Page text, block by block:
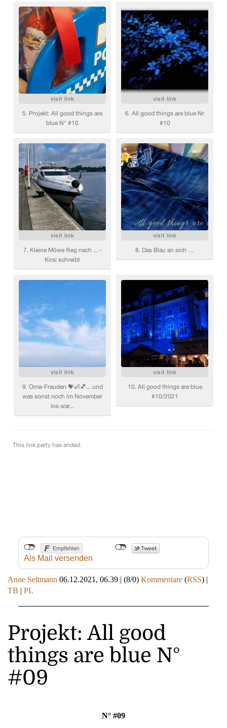
Als Mail versenden
Anne Seltmann 06.12.2021, 06.39 | (8/0) Kommentare (RSS) |
TB | PL
Projekt: All good
things are blue N°
#09
N° #09